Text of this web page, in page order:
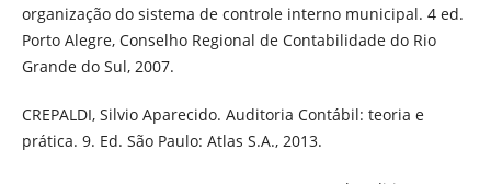
organização do sistema de controle interno municipal. 4 ed.
Porto Alegre, Conselho Regional de Contabilidade do Rio
Grande do Sul, 2007.
CREPALDI, Silvio Aparecido. Auditoria Contábil: teoria e
prática. 9. Ed. São Paulo: Atlas S.A., 2013.